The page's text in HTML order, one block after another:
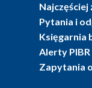
Pytania i
Księgarnia
Alerty PIBR
Zapytania